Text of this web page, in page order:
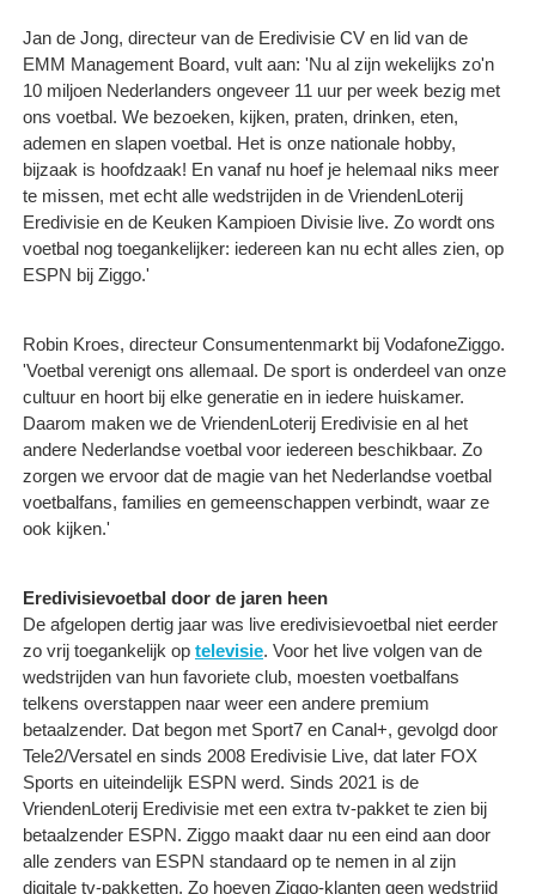
Jan de Jong, directeur van de Eredivisie CV en lid van de
EMM Management Board, vult aan: 'Nu al zijn wekelijks zo'n
10 miljoen Nederlanders ongeveer 11 uur per week bezig met
ons voetbal. We bezoeken, kijken, praten, drinken, eten,
ademen en slapen voetbal. Het is onze nationale hobby,
bijzaak is hoofdzaak! En vanaf nu hoef je helemaal niks meer
te missen, met echt alle wedstrijden in de VriendenLoterij
Eredivisie en de Keuken Kampioen Divisie live. Zo wordt ons
voetbal nog toegankelijker: iedereen kan nu echt alles zien, op
ESPN bij Ziggo.'
Robin Kroes, directeur Consumentenmarkt bij VodafoneZiggo.
'Voetbal verenigt ons allemaal. De sport is onderdeel van onze
cultuur en hoort bij elke generatie en in iedere huiskamer.
Daarom maken we de VriendenLoterij Eredivisie en al het
andere Nederlandse voetbal voor iedereen beschikbaar. Zo
zorgen we ervoor dat de magie van het Nederlandse voetbal
voetbalfans, families en gemeenschappen verbindt, waar ze
ook kijken.'
Eredivisievoetbal door de jaren heen
De afgelopen dertig jaar was live eredivisievoetbal niet eerder
zo vrij toegankelijk op televisie. Voor het live volgen van de
wedstrijden van hun favoriete club, moesten voetbalfans
telkens overstappen naar weer een andere premium
betaalzender. Dat begon met Sport7 en Canal+, gevolgd door
Tele2/Versatel en sinds 2008 Eredivisie Live, dat later FOX
Sports en uiteindelijk ESPN werd. Sinds 2021 is de
VriendenLoterij Eredivisie met een extra tv-pakket te zien bij
betaalzender ESPN. Ziggo maakt daar nu een eind aan door
alle zenders van ESPN standaard op te nemen in al zijn
digitale tv-pakketten. Zo hoeven Ziggo-klanten geen wedstrijd